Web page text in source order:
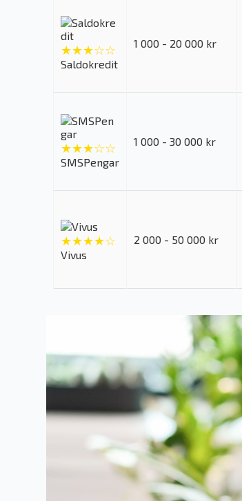
★★★☆☆
Saldokredit
1 000 - 20 000 kr
★★★☆☆
SMSPengar
1 000 - 30 000 kr
★★★★☆
Vivus
2 000 - 50 000 kr